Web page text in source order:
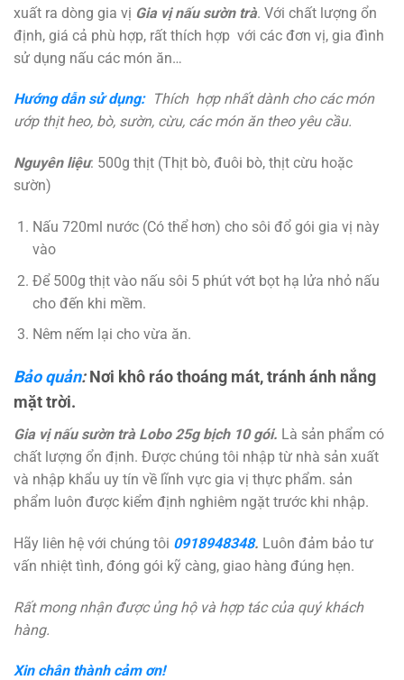
xuất ra dòng gia vị Gia vị nấu sườn trà. Với chất lượng ổn
định, giá cả phù hợp, rất thích hợp với các đơn vị, gia đình
sử dụng nấu các món ăn…
Hướng dẫn sử dụng: Thích hợp nhất dành cho các món
ướp thịt heo, bò, sườn, cừu, các món ăn theo yêu cầu.
Nguyên liệu: 500g thịt (Thịt bò, đuôi bò, thịt cừu hoặc
sườn)
Nấu 720ml nước (Có thể hơn) cho sôi đổ gói gia vị này
vào
Để 500g thịt vào nấu sôi 5 phút vớt bọt hạ lửa nhỏ nấu
cho đến khi mềm.
Nêm nếm lại cho vừa ăn.
Bảo quản:Nơi khô ráo thoáng mát, tránh ánh nắng
mặt trời.
Gia vị nấu sườn trà Lobo 25g bịch 10 gói. Là sản phẩm có
chất lượng ổn định. Được chúng tôi nhập từ nhà sản xuất
và nhập khẩu uy tín về lĩnh vực gia vị thực phẩm. sản
phẩm luôn được kiểm định nghiêm ngặt trước khi nhập.
Hãy liên hệ với chúng tôi 0918948348. Luôn đảm bảo tư
vấn nhiệt tình, đóng gói kỹ càng, giao hàng đúng hẹn.
Rất mong nhận được ủng hộ và hợp tác của quý khách
hàng.
Xin chân thành cảm ơn!